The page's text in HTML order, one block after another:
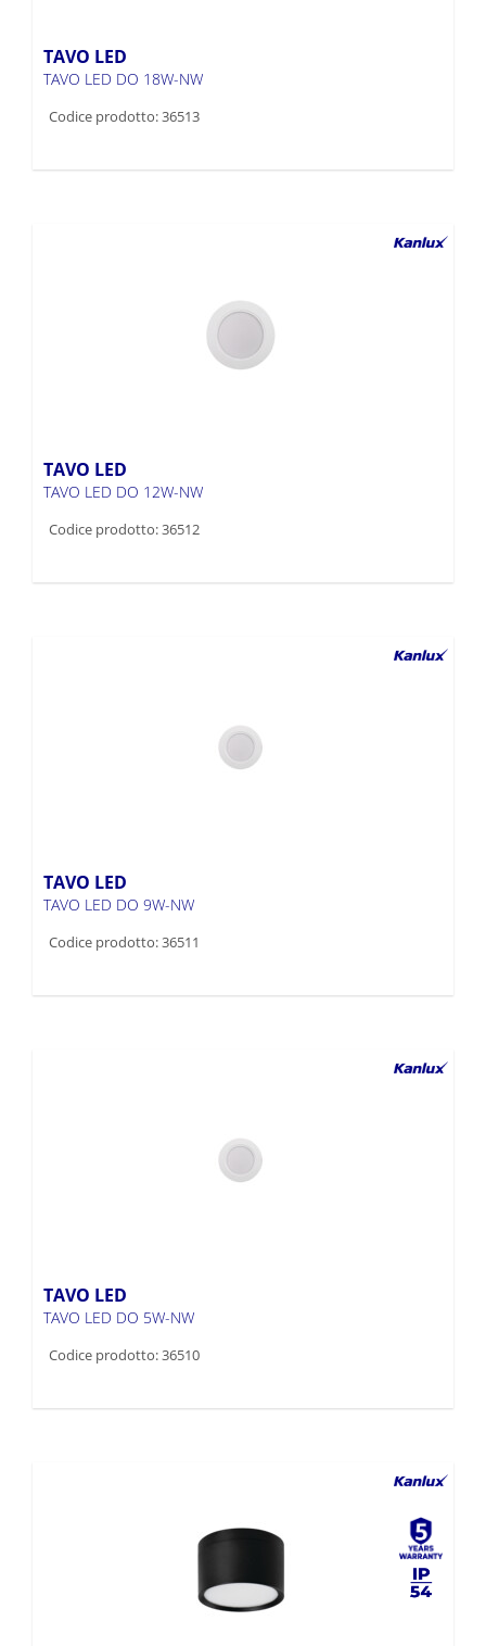
TAVO LED
TAVO LED DO 18W-NW
Codice prodotto: 36513
TAVO LED
TAVO LED DO 12W-NW
Codice prodotto: 36512
TAVO LED
TAVO LED DO 9W-NW
Codice prodotto: 36511
TAVO LED
TAVO LED DO 5W-NW
Codice prodotto: 36510